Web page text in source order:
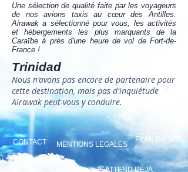
Une sélection de qualité faite par les voyageurs
de nos avions taxis au cœur des Antilles.
Airawak a sélectionné pour vous, les activités
et hébergements les plus marquants de la
Caraïbe à près d'une heure de vol de Fort-de-
France !
Trinidad
Nous n'avons pas encore de partenaire pour
cette destination, mais pas d'inquiétude
Airawak peut-vous y conduire.
MENTIONS LEGALES
CONTACT
VOTRE AVION VOUS ATTEND DÉJÀ
PLAN DU SITE